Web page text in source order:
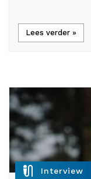
Lees verder »
mic_external_on Interview